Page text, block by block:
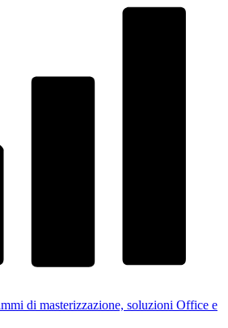
di masterizzazione, soluzioni Office e